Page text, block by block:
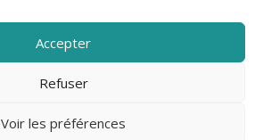
Accepter
Refuser
Voir les préférences